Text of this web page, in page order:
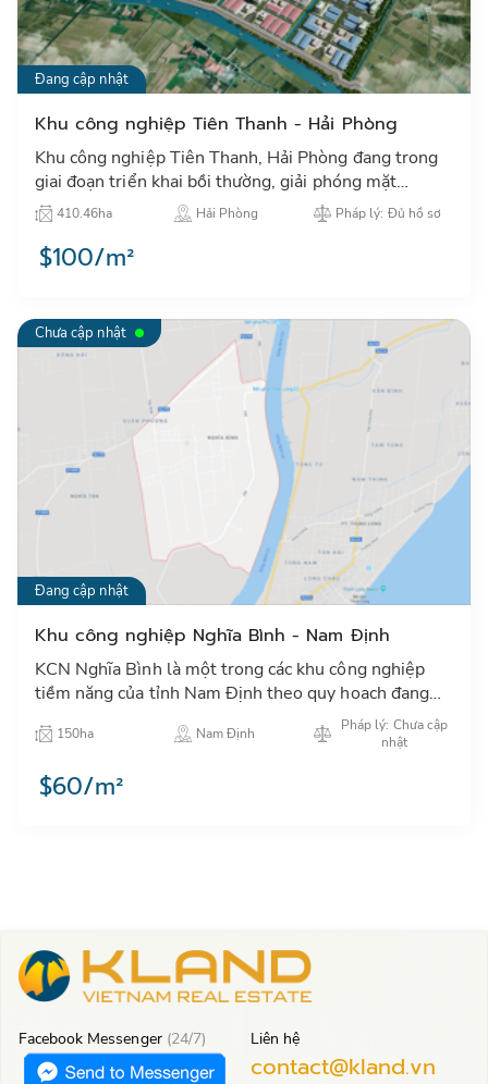
Đang cập nhật
Khu công nghiệp Tiên Thanh - Hải Phòng
Khu công nghiệp Tiên Thanh, Hải Phòng đang trong
giai đoạn triển khai bồi thường, giải phóng mặt
bằng…
410.46ha Hải Phòng Pháp lý: Đủ hồ sơ
$100/m²
Chưa cập nhật
Đang cập nhật
Khu công nghiệp Nghĩa Bình - Nam Định
KCN Nghĩa Bình là một trong các khu công nghiệp
tiềm năng của tỉnh Nam Định theo quy hoach đang
thu hút các nhà đầu tư trong và ngoài nước đặc biệt
các NĐT Nhật…
150ha Nam Định
Pháp lý: Chưa cập
nhật
$60/m²
Facebook Messenger (24/7) Liên hệ
contact@kland.vn